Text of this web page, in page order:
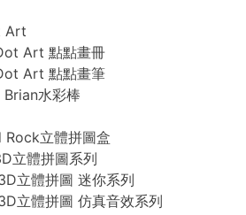
Art
Art 點點畫冊
Art 點點畫筆
水彩棒
Rock立體拼圖盒
立體拼圖系列
立體拼圖 迷你系列
立體拼圖 仿真音效系列